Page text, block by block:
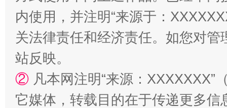
内使用，并注明“来源于：
关法律责任和经济责任。如您对
站反映。
② 凡本网注明“来源：
它媒体，转载目的在于传递更多